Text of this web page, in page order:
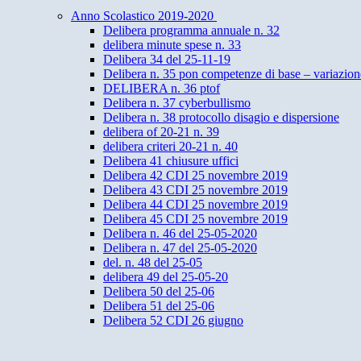
Anno Scolastico 2019-2020
Delibera programma annuale n. 32
delibera minute spese n. 33
Delibera 34 del 25-11-19
Delibera n. 35 pon competenze di base –
DELIBERA n. 36 ptof
Delibera n. 37 cyberbullismo
Delibera n. 38 protocollo disagio e dispersione
delibera of 20-21 n. 39
delibera criteri 20-21 n. 40
Delibera 41 chiusure uffici
Delibera 42 CDI 25 novembre 2019
Delibera 43 CDI 25 novembre 2019
Delibera 44 CDI 25 novembre 2019
Delibera 45 CDI 25 novembre 2019
Delibera n. 46 del 25-05-2020
Delibera n. 47 del 25-05-2020
del. n. 48 del 25-05
delibera 49 del 25-05-20
Delibera 50 del 25-06
Delibera 51 del 25-06
Delibera 52 CDI 26 giugno